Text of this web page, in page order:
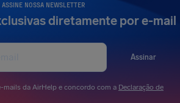
ASSINE NOSSA NEWSLETTER
diretamente por e-mail
Assinar
mails da AirHelp e concordo com a Declaração de